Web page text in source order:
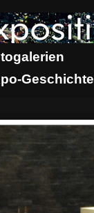
Geschichte